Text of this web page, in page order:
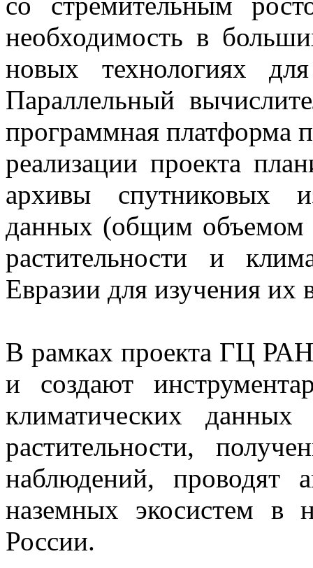
необходимость в
новых технологиях
Параллельный
программная платформа
реализации проекта
архивы спутниковых
данных (общим объемом
растительности и
Евразии для изучения их
В рамках проекта ГЦ
и создают
климатических
растительности,
наблюдений, проводят
наземных экосистем в
России.